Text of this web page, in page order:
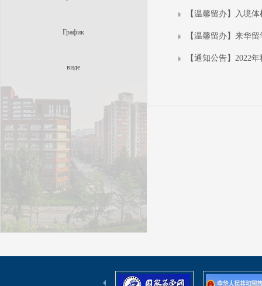
График
виде
【温馨留办】入境
【温馨留办】来华
【通知公告】2022